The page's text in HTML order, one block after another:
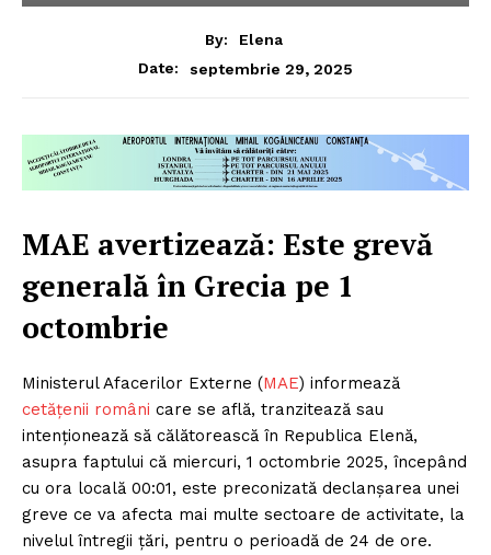
By:
Elena
Date:
septembrie 29, 2025
MAE avertizează: Este grevă
generală în Grecia pe 1
octombrie
Ministerul Afacerilor Externe (MAE) informează
cetățenii români care se află, tranzitează sau
intenționează să călătorească în Republica Elenă,
asupra faptului că miercuri, 1 octombrie 2025, începând
cu ora locală 00:01, este preconizată declanșarea unei
greve ce va afecta mai multe sectoare de activitate, la
nivelul întregii țări, pentru o perioadă de 24 de ore.